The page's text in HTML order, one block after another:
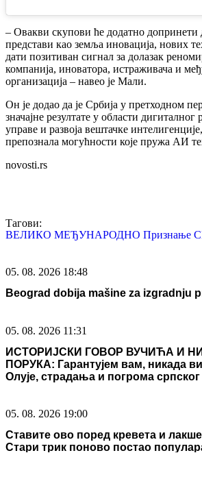
– Овакви скупови ће додатно допринети
представи као земља иновација, нових
дати позитиван сигнал за долазак
компанија, иноватора, истраживача и
организација – навео је Мали.
Он је додао да је Србија у претходном
значајне резултате у области дигиталног
управе и развоја вештачке
препознала могућности које пружа АИ
novosti.rs
Тагови:
ВЕЛИКО МЕЂУНАРОДНО Признање
05. 08. 2026 18:48
Beograd dobija mašine za izgradnju